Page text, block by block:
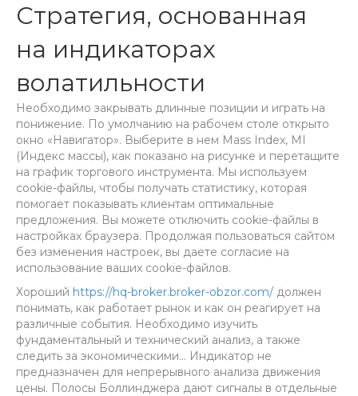
Стратегия, основанная
на индикаторах
волатильности
Необходимо закрывать длинные позиции и играть на
понижение. По умолчанию на рабочем столе открыто
окно «Навигатор». Выберите в нем Mass Index, MI
(Индекс массы), как показано на рисунке и перетащите
на график торгового инструмента. Мы используем
cookie-файлы, чтобы получать статистику, которая
помогает показывать клиентам оптимальные
предложения. Вы можете отключить cookie-файлы в
настройках браузера. Продолжая пользоваться сайтом
без изменения настроек, вы даете согласие на
использование ваших cookie-файлов.
Хороший https://hq-broker.broker-obzor.com/ должен
понимать, как работает рынок и как он реагирует на
различные события. Необходимо изучить
фундаментальный и технический анализ, а также
следить за экономическими… Индикатор не
предназначен для непрерывного анализа движения
цены. Полосы Боллинджера дают сигналы в отдельные